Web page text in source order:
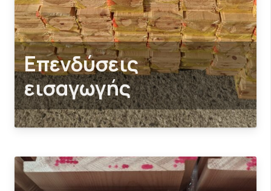
Επενδύσεις
εισαγωγής